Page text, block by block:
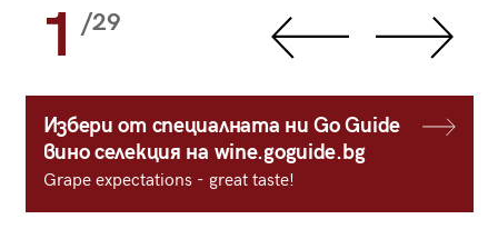
1 /29
Избери от специалната ни Go Guide
вино селекция на wine.goguide.bg
Grape expectations - great taste!